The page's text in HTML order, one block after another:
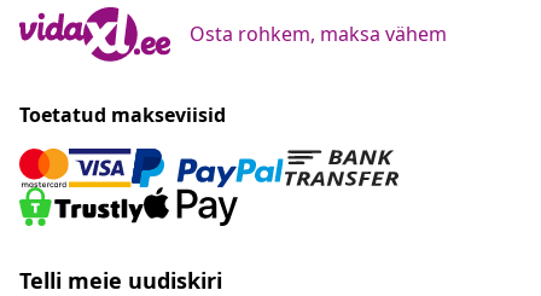
Osta rohkem, maksa vähem
Toetatud makseviisid
Telli meie uudiskiri